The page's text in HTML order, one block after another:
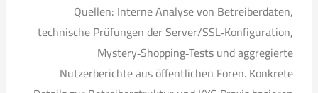
Quellen: Interne Analyse von Betreiberdaten,
technische Prüfungen der Server/SSL‑Konfiguration,
Mystery‑Shopping‑Tests und aggregierte
Nutzerberichte aus öffentlichen Foren. Konkrete